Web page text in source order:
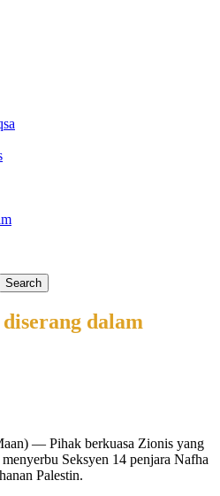
Search
dalam
— Pihak berkuasa Zionis yang
Seksyen 14 penjara Nafha
Palestin.